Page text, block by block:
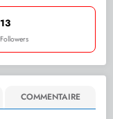
13
Followers
COMMENTAIRE